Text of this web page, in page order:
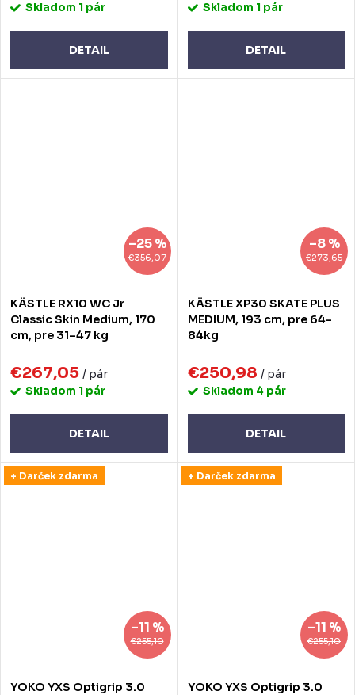
Skladom 1 pár
DETAIL
Skladom 1 pár
DETAIL
€356,07
–25 %
KÄSTLE RX10 WC Jr
Classic Skin Medium, 170
cm, pre 31–47 kg
€267,05 / pár
Skladom 1 pár
DETAIL
€273,65
–8 %
KÄSTLE XP30 SKATE PLUS
MEDIUM, 193 cm, pre 64-
84kg
€250,98 / pár
Skladom 4 pár
DETAIL
+ Darček zdarma
€255,10
–11 %
YOKO YXS Optigrip 3.0
+ Darček zdarma
€255,10
–11 %
YOKO YXS Optigrip 3.0